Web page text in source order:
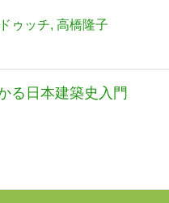
ゥッチ 高橋隆子
る日本建築史入門